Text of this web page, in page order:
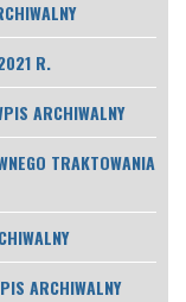
R.
ARCHIWALNY
TRAKTOWANIA
ARCHIWALNY